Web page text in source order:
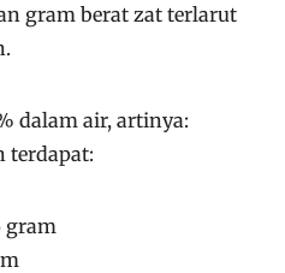
gram berat zat terlarut
dalam air, artinya:
terdapat:
gram